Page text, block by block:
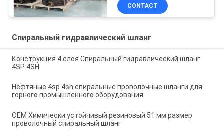
CONTACT
Спиральный гидравлический шланг
Конструкция 4 слоя Спиральный гидравлический шланг
4SP 4SH
Нефтяные 4sp 4sh спиральные проволочные шланги для
горного промышленного оборудования
OEM Химически устойчивый резиновый 51 мм размер
проволочный спиральный шланг